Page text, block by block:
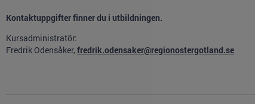
Kontaktuppgifter finner du i utbildningen.
Kursadministratör:
Fredrik Odensåker, fredrik.odensaker@regionostergotland.se